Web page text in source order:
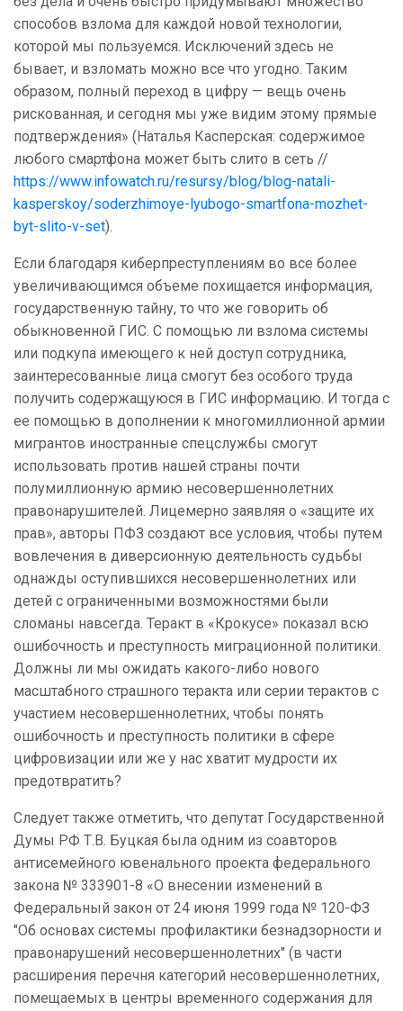
способов взлома для каждой новой технологии,
которой мы пользуемся. Исключений здесь не
бывает, и взломать можно все что угодно. Таким
образом, полный переход в цифру — вещь очень
рискованная, и сегодня мы уже видим этому прямые
подтверждения» (Наталья Касперская: содержимое
любого смартфона может быть слито в сеть //
https://www.infowatch.ru/resursy/blog/blog-natali-
kasperskoy/soderzhimoye-lyubogo-smartfona-mozhet-
byt-slito-v-set).
Если благодаря киберпреступлениям во все более
увеличивающимся объеме похищается информация,
государственную тайну, то что же говорить об
обыкновенной ГИС. С помощью ли взлома системы
или подкупа имеющего к ней доступ сотрудника,
заинтересованные лица смогут без особого труда
получить содержащуюся в ГИС информацию. И тогда с
ее помощью в дополнении к многомиллионной армии
мигрантов иностранные спецслужбы смогут
использовать против нашей страны почти
полумиллионную армию несовершеннолетних
правонарушителей. Лицемерно заявляя о «защите их
прав», авторы ПФЗ создают все условия, чтобы путем
вовлечения в диверсионную деятельность судьбы
однажды оступившихся несовершеннолетних или
детей с ограниченными возможностями были
сломаны навсегда. Теракт в «Крокусе» показал всю
ошибочность и преступность миграционной политики.
Должны ли мы ожидать какого-либо нового
масштабного страшного теракта или серии терактов с
участием несовершеннолетних, чтобы понять
ошибочность и преступность политики в сфере
цифровизации или же у нас хватит мудрости их
предотвратить?
Следует также отметить, что депутат Государственной
Думы РФ Т.В. Буцкая была одним из соавторов
антисемейного ювенального проекта федерального
закона № 333901-8 «О внесении изменений в
Федеральный закон от 24 июня 1999 года № 120-ФЗ
"Об основах системы профилактики безнадзорности и
правонарушений несовершеннолетних" (в части
расширения перечня категорий несовершеннолетних,
помещаемых в центры временного содержания для